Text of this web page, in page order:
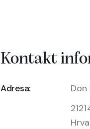
Kontakt
Adresa:
Don